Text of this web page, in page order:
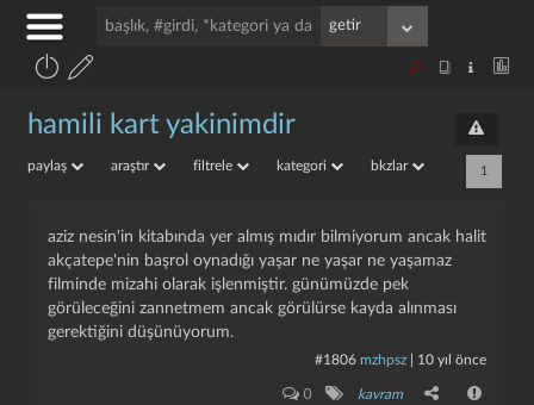
hamili kart yakinimdir
paylaş araştır filtrele kategori bkzlar 1
aziz nesin'in kitabında yer almış mıdır bilmiyorum ancak halit
akçatepe'nin başrol oynadığı yaşar ne yaşar ne yaşamaz
filminde mizahi olarak işlenmiştir. günümüzde pek
görüleceğini zannetmem ancak görülürse kayda alınması
gerektiğini düşünüyorum.
#1806 mzhpsz 10 yıl önce
0 kavram